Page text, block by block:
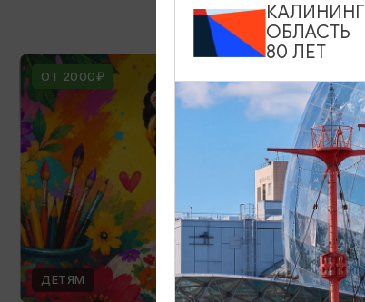
ОТ 2000₽
ДЕТЯМ
ОБЛАСТЬ
80 ЛЕТ